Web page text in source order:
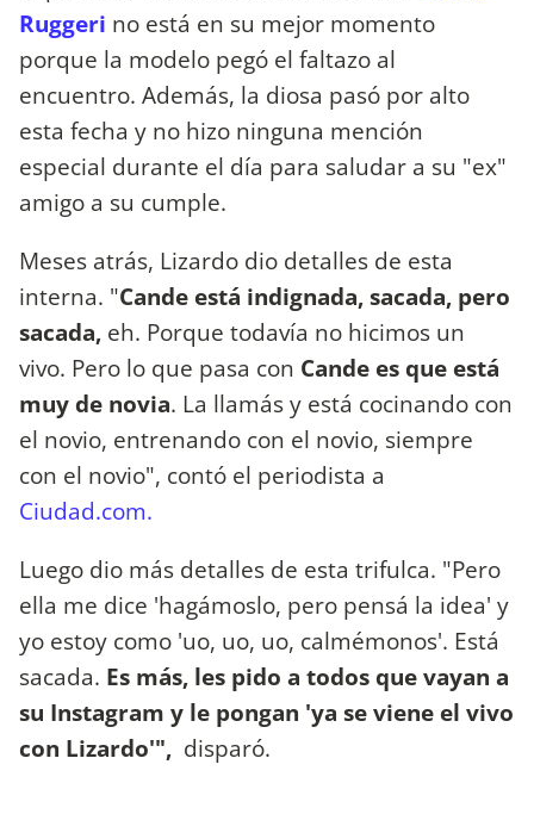
Ruggeri no está en su mejor momento
porque la modelo pegó el faltazo al
encuentro. Además, la diosa pasó por alto
esta fecha y no hizo ninguna mención
especial durante el día para saludar a su "ex"
amigo a su cumple.
Meses atrás, Lizardo dio detalles de esta
interna. "Cande está indignada, sacada, pero
sacada, eh. Porque todavía no hicimos un
vivo. Pero lo que pasa con Cande es que está
muy de novia. La llamás y está cocinando con
el novio, entrenando con el novio, siempre
con el novio", contó el periodista a
Ciudad.com.
Luego dio más detalles de esta trifulca. "Pero
ella me dice 'hagámoslo, pero pensá la idea' y
yo estoy como 'uo, uo, uo, calmémonos'. Está
sacada. Es más, les pido a todos que vayan a
su Instagram y le pongan 'ya se viene el vivo
con Lizardo'", disparó.